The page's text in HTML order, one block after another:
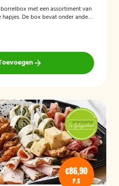
met een assortiment van
De box bevat onder andere
borrelhapjes die direct
of bijeenkomst.
€86,90
P.S